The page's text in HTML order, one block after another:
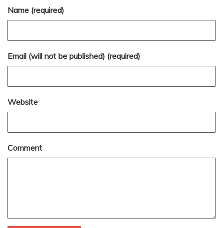
Name (required)
Email (will not be published) (required)
Website
Comment